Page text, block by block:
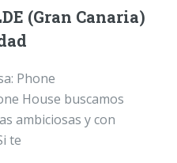
(Gran Canaria)
Phone
House buscamos
ambiciosas y con
te